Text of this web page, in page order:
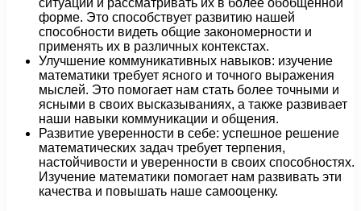
ситуаций и рассматривать их в более обобщенной
форме. Это способствует развитию нашей
способности видеть общие закономерности и
применять их в различных контекстах.
Улучшение коммуникативных навыков: изучение
математики требует ясного и точного выражения
мыслей. Это помогает нам стать более точными и
ясными в своих высказываниях, а также развивает
наши навыки коммуникации и общения.
Развитие уверенности в себе: успешное решение
математических задач требует терпения,
настойчивости и уверенности в своих способностях.
Изучение математики помогает нам развивать эти
качества и повышать наше самооценку.